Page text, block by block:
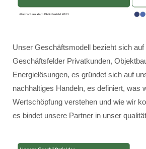
Unser Geschäftsmodell bezieht sich auf
Geschäftsfelder Privatkunden,
Energielösungen, es gründet sich auf
nachhaltiges Handeln, es definiert, was
Wertschöpfung verstehen und wie wir
es bindet unsere Partner in unser